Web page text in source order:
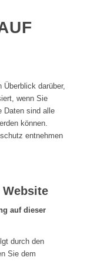
darüber,
wenn Sie
Daten sind alle
können.
entnehmen
auf dieser
durch den
Sie dem